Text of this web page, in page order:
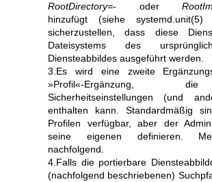
RootDirectory=- oder
hinzufügt (siehe systemd.unit(5)
sicherzustellen, dass diese
Dateisystems des
Diensteabbildes ausgeführt werden.
3.Es wird eine zweite
»Profil«-Ergänzung,
Sicherheitseinstellungen (und
enthalten kann. Standardmäßig
Profilen verfügbar, aber der
seine eigenen definieren.
nachfolgend.
4.Falls die portierbare
(nachfolgend beschriebenen)